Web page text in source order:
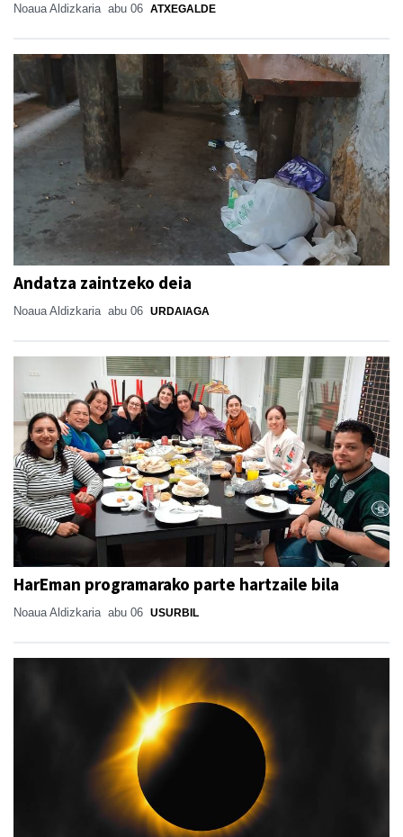
Noaua Aldizkaria abu 06 ATXEGALDE
Andatza zaintzeko deia
Noaua Aldizkaria abu 06 URDAIAGA
HarEman programarako parte hartzaile bila
Noaua Aldizkaria abu 06 USURBIL